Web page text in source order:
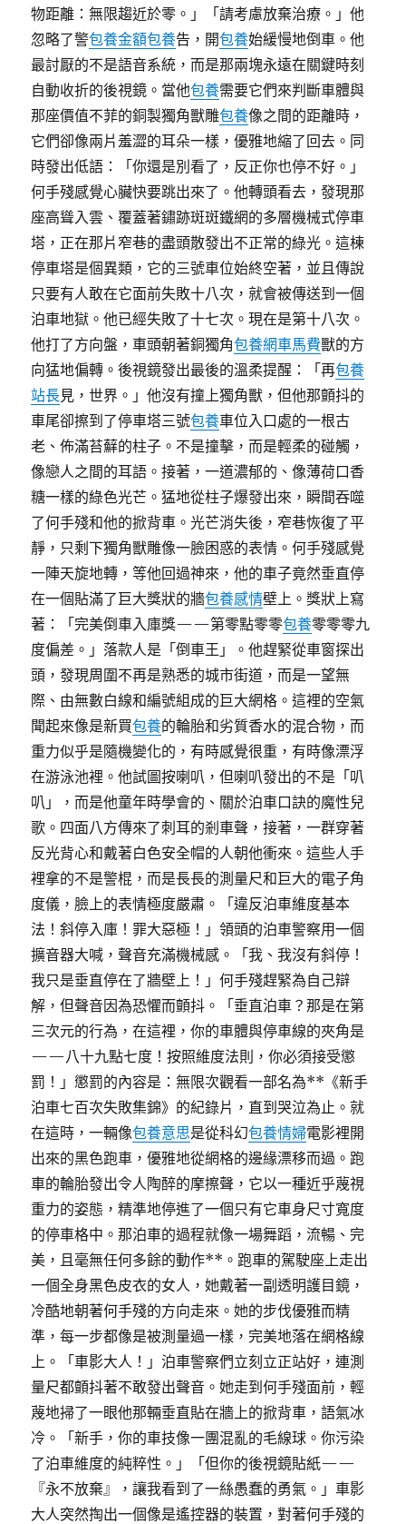
物距離：無限趨近於零。」「請考慮放棄治療。」他
忽略了警包養金額包養告，開包養始緩慢地倒車。他
最討厭的不是語音系統，而是那兩塊永遠在關鍵時刻
自動收折的後視鏡。當他包養需要它們來判斷車體與
那座價值不菲的銅製獨角獸雕包養像之間的距離時，
它們卻像兩片羞澀的耳朵一樣，優雅地縮了回去。同
時發出低語：「你還是別看了，反正你也停不好。」
何手殘感覺心臟快要跳出來了。他轉頭看去，發現那
座高聳入雲、覆蓋著鏽跡斑斑鐵網的多層機械式停車
塔，正在那片窄巷的盡頭散發出不正常的綠光。這棟
停車塔是個異類，它的三號車位始終空著，並且傳說
只要有人敢在它面前失敗十八次，就會被傳送到一個
泊車地獄。他已經失敗了十七次。現在是第十八次。
他打了方向盤，車頭朝著銅獨角包養網車馬費獸的方
向猛地偏轉。後視鏡發出最後的溫柔提醒：「再包養
站長見，世界。」他沒有撞上獨角獸，但他那顫抖的
車尾卻擦到了停車塔三號包養車位入口處的一根古
老、佈滿苔蘚的柱子。不是撞擊，而是輕柔的碰觸，
像戀人之間的耳語。接著，一道濃郁的、像薄荷口香
糖一樣的綠色光芒。猛地從柱子爆發出來，瞬間吞噬
了何手殘和他的掀背車。光芒消失後，窄巷恢復了平
靜，只剩下獨角獸雕像一臉困惑的表情。何手殘感覺
一陣天旋地轉，等他回過神來，他的車子竟然垂直停
在一個貼滿了巨大獎狀的牆包養感情壁上。獎狀上寫
著：「完美倒車入庫獎——第零點零零包養零零零九
度偏差。」落款人是「倒車王」。他趕緊從車窗探出
頭，發現周圍不再是熟悉的城市街道，而是一望無
際、由無數白線和編號組成的巨大網格。這裡的空氣
聞起來像是新買包養的輪胎和劣質香水的混合物，而
重力似乎是隨機變化的，有時感覺很重，有時像漂浮
在游泳池裡。他試圖按喇叭，但喇叭發出的不是「叭
叭」，而是他童年時學會的、關於泊車口訣的魔性兒
歌。四面八方傳來了刺耳的剎車聲，接著，一群穿著
反光背心和戴著白色安全帽的人朝他衝來。這些人手
裡拿的不是警棍，而是長長的測量尺和巨大的電子角
度儀，臉上的表情極度嚴肅。「違反泊車維度基本
法！斜停入庫！罪大惡極！」領頭的泊車警察用一個
擴音器大喊，聲音充滿機械感。「我、我沒有斜停！
我只是垂直停在了牆壁上！」何手殘趕緊為自己辯
解，但聲音因為恐懼而顫抖。「垂直泊車？那是在第
三次元的行為，在這裡，你的車體與停車線的夾角是
——八十九點七度！按照維度法則，你必須接受懲
罰！」懲罰的內容是：無限次觀看一部名為**《新手
泊車七百次失敗集錦》的紀錄片，直到哭泣為止。就
在這時，一輛像包養意思是從科幻包養情婦電影裡開
出來的黑色跑車，優雅地從網格的邊緣漂移而過。跑
車的輪胎發出令人陶醉的摩擦聲，它以一種近乎蔑視
重力的姿態，精準地停進了一個只有它車身尺寸寬度
的停車格中。那泊車的過程就像一場舞蹈，流暢、完
美，且毫無任何多餘的動作**。跑車的駕駛座上走出
一個全身黑色皮衣的女人，她戴著一副透明護目鏡，
冷酷地朝著何手殘的方向走來。她的步伐優雅而精
準，每一步都像是被測量過一樣，完美地落在網格線
上。「車影大人！」泊車警察們立刻立正站好，連測
量尺都顫抖著不敢發出聲音。她走到何手殘面前，輕
蔑地掃了一眼他那輛垂直貼在牆上的掀背車，語氣冰
冷。「新手，你的車技像一團混亂的毛線球。你污染
了泊車維度的純粹性。」「但你的後視鏡貼紙——
『永不放棄』，讓我看到了一絲愚蠢的勇氣。」車影
大人突然掏出一個像是遙控器的裝置，對著何手殘的